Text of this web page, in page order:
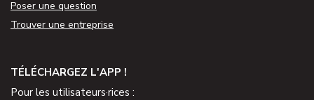
Poser une question
Trouver une entreprise
TÉLÉCHARGEZ L'APP !
Pour les utilisateurs·rices :